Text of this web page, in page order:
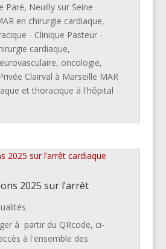
Paré, Neuilly sur Seine
en chirurgie cardiaque,
- Clinique Pasteur -
cardiaque,
oncologie,
Clairval à Marseille MAR
et thoracique à l'hôpital
2025 sur l’arrêt
à partir du QRcode, ci-
à l'ensemble des